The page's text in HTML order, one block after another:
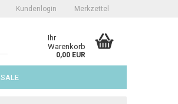
Kundenlogin Merkzettel
Ihr
Warenkorb
0,00 EUR
SALE